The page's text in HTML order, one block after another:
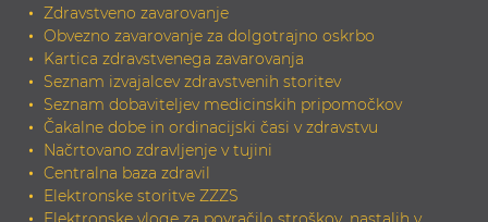
Zdravstveno zavarovanje
Obvezno zavarovanje za dolgotrajno oskrbo
Kartica zdravstvenega zavarovanja
Seznam izvajalcev zdravstvenih storitev
Seznam dobaviteljev medicinskih pripomočkov
Čakalne dobe in ordinacijski časi v zdravstvu
Načrtovano zdravljenje v tujini
Centralna baza zdravil
Elektronske storitve ZZZS